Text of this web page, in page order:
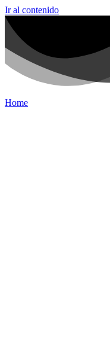
Ir al contenido
Home